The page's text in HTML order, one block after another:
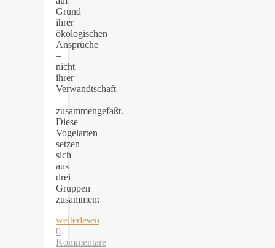
Grund
ihrer
ökologischen
Ansprüche
–
nicht
ihrer
Verwandtschaft
–
zusammengefaßt.
Diese
Vogelarten
setzen
sich
aus
drei
Gruppen
zusammen:
weiterlesen
0
Kommentare